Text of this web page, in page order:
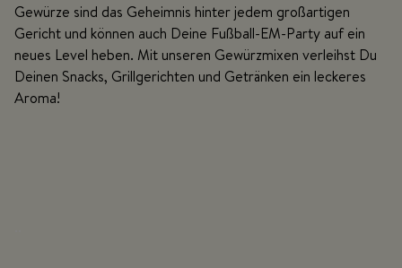
Gewürze sind das Geheimnis hinter jedem großartigen
Gericht und können auch Deine Fußball-EM-Party auf ein
neues Level heben. Mit unseren Gewürzmixen verleihst Du
Deinen Snacks, Grillgerichten und Getränken ein leckeres
Aroma!